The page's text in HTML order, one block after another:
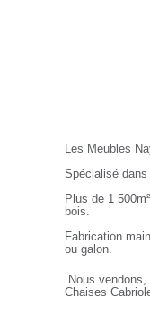
Les Meubles
Spécialisé
Plus de 1
bois.
Fabrication
ou galon.
Nous
Chaises